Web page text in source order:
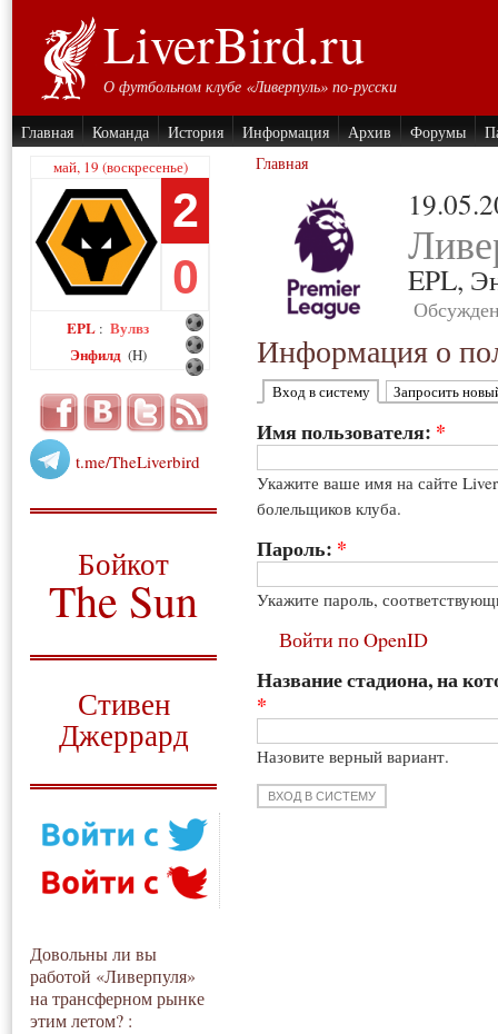
LiverBird.ru
О футбольном клубе «Ливерпуль» по-русски
Главная Команда История Информация Архив Форумы
май, 19 (воскресенье)
2
0
EPL : Вулвз
Энфилд (H)
t.me/TheLiverbird
Бойкот
The Sun
Стивен
Джеррард
Довольны ли вы
работой «Ливерпуля»
на трансферном рынке
этим летом? :
Главная
EPL,
Информация о
Вход в систему Запросить
Имя пользователя: *
Укажите ваше имя на сайте
болельщиков клуба.
Пароль: *
Укажите пароль,
Войти по OpenID
Название стадиона, на
*
Назовите верный вариант.